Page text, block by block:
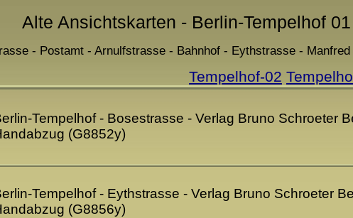
Alte Ansichtskarten - Berlin-Tempelhof
- Postamt - Arnulfstrasse - Bahnhof - Eythstrasse -
Tempelhof-02
Tempelhof - Bosestrasse - Verlag Bruno Schroeter
(G8852y)
Tempelhof - Eythstrasse - Verlag Bruno Schroeter
(G8856y)